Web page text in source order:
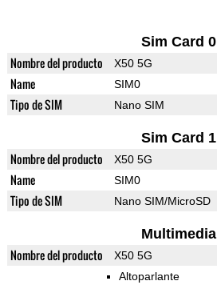
Sim Card 0
Nombre del producto X50 5G
Name SIM0
Tipo de SIM Nano SIM
Sim Card 1
Nombre del producto X50 5G
Name SIM0
Tipo de SIM Nano SIM/MicroSD
Multimedia
Nombre del producto X50 5G
Altoparlante